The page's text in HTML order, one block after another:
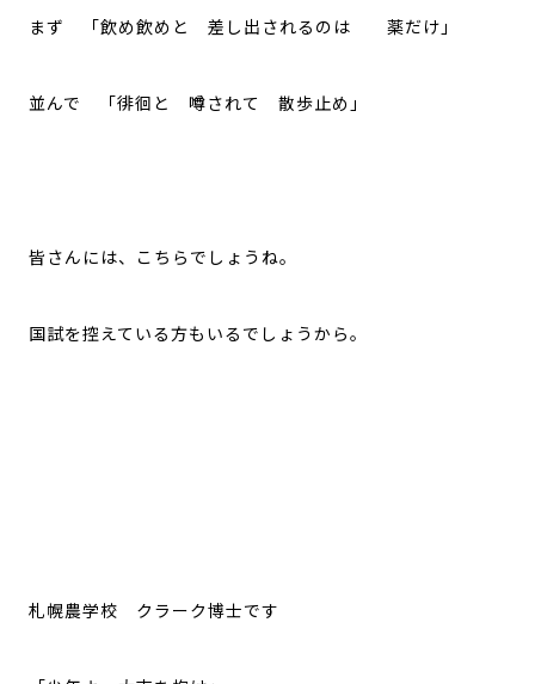
まず 「飲め飲めと 差し出されるのは 薬だけ」
並んで 「徘徊と 噂されて 散歩止め」
皆さんには、こちらでしょうね。
国試を控えている方もいるでしょうから。
札幌農学校 クラーク博士です